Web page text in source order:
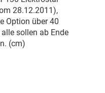
28.12.2011),
Option über 40
sollen ab Ende
(cm)